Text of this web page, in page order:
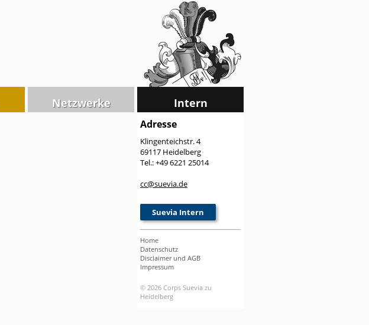
Netzwerke Intern
Adresse
Klingenteichstr. 4
69117 Heidelberg
Tel.: +49 6221 25014
cc@suevia.de
Suevia Intern
Home
Datenschutz
Disclaimer und AGB
Impressum
© 2026 Corps Suevia zu
Heidelberg